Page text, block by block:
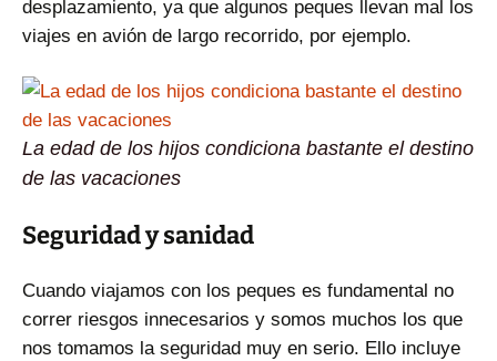
desplazamiento, ya que algunos peques llevan mal los
viajes en avión de largo recorrido, por ejemplo.
La edad de los hijos condiciona bastante el destino
de las vacaciones
Seguridad y sanidad
Cuando viajamos con los peques es fundamental no
correr riesgos innecesarios y somos muchos los que
nos tomamos la seguridad muy en serio. Ello incluye